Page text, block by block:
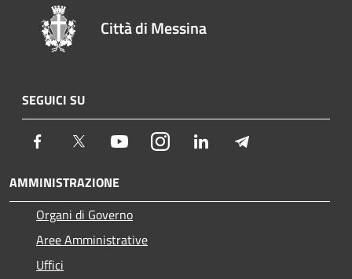
Città di Messina
SEGUICI SU
Facebook Twitter YoutubeInstagram LinkedIn
AMMINISTRAZIONE
Organi di Governo
Aree Amministrative
Uffici